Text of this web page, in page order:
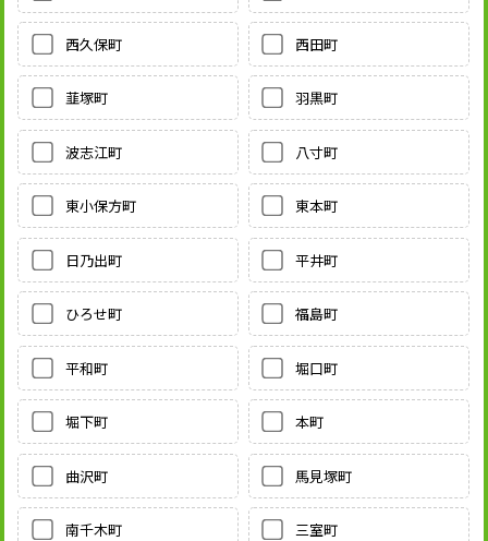
西久保町 西田町
韮塚町 羽黒町
波志江町 八寸町
東小保方町 東本町
日乃出町 平井町
ひろせ町 福島町
平和町 堀口町
堀下町 本町
曲沢町 馬見塚町
南千木町 三室町